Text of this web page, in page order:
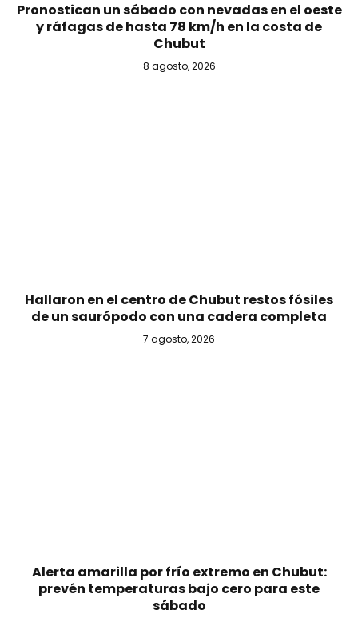
Pronostican un sábado con nevadas en el oeste
y ráfagas de hasta 78 km/h en la costa de
Chubut
8 agosto, 2026
Hallaron en el centro de Chubut restos fósiles
de un saurópodo con una cadera completa
7 agosto, 2026
Alerta amarilla por frío extremo en Chubut:
prevén temperaturas bajo cero para este
sábado